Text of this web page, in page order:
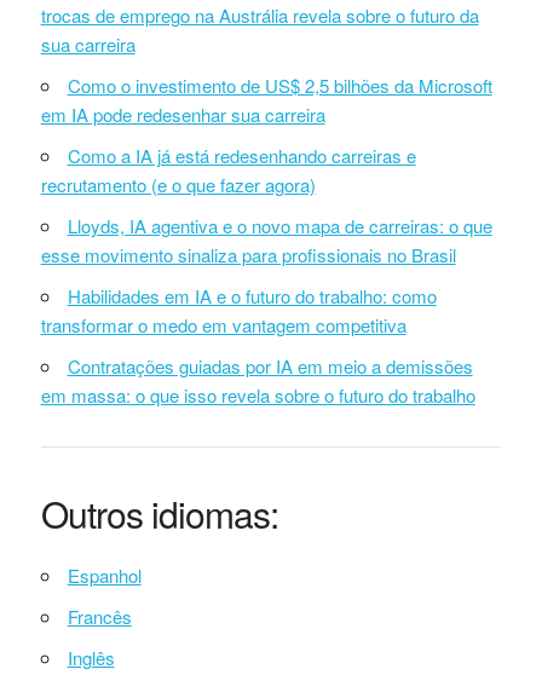
trocas de emprego na Austrália revela sobre o futuro da
sua carreira
Como o investimento de US$ 2,5 bilhões da Microsoft
em IA pode redesenhar sua carreira
Como a IA já está redesenhando carreiras e
recrutamento (e o que fazer agora)
Lloyds, IA agentiva e o novo mapa de carreiras: o que
esse movimento sinaliza para profissionais no Brasil
Habilidades em IA e o futuro do trabalho: como
transformar o medo em vantagem competitiva
Contratações guiadas por IA em meio a demissões
em massa: o que isso revela sobre o futuro do trabalho
Outros idiomas:
Espanhol
Francês
Inglês